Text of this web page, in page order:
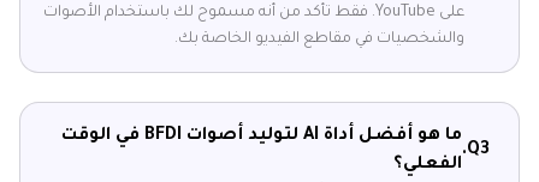
على YouTube. فقط تأكد من أنه مسموح لك باستخدام الأصوات
والشخصيات في مقاطع الفيديو الخاصة بك.
Q3.
ما هو أفضل أداة AI لتوليد أصوات BFDI في الوقت
الفعلي؟